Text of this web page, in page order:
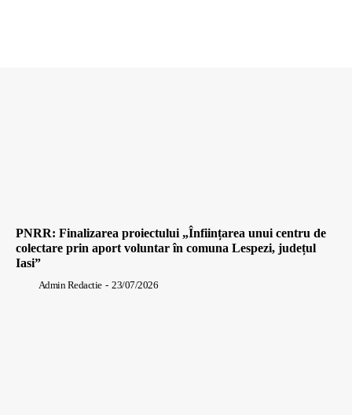
PNRR: Finalizarea proiectului „Înființarea unui centru de
colectare prin aport voluntar în comuna Lespezi, județul
Iasi”
Admin Redactie - 23/07/2026